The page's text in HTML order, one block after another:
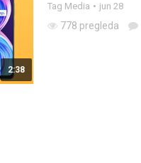
2:38
Tag Media jun 28
778 pregleda